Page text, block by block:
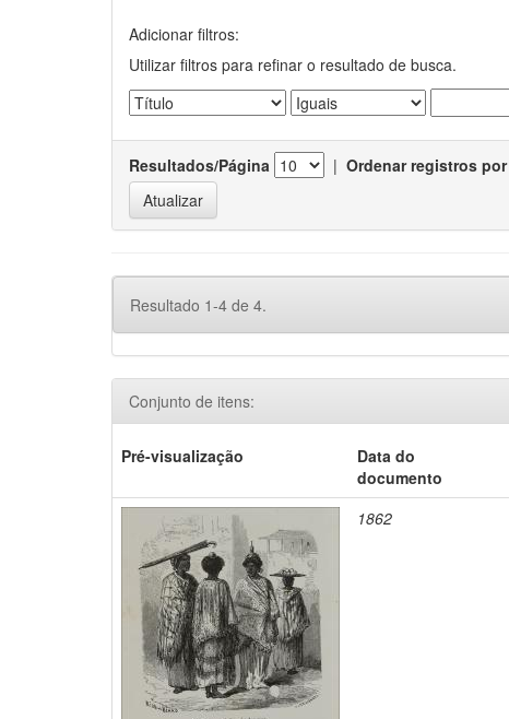
Adicionar filtros:
Utilizar filtros para refinar o resultado de busca.
Resultados/Página | Ordenar registros por
Resultado 1-4 de 4.
Conjunto de itens:
Pré-visualização
Data do
documento
1862